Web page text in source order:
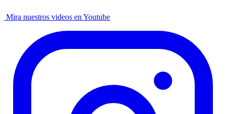
Mira nuestros videos en Youtube